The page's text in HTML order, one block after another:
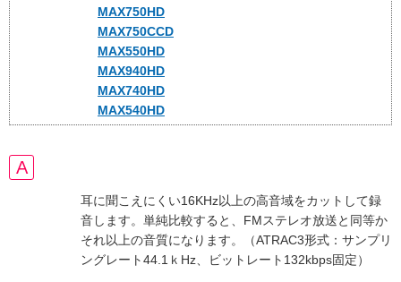
MAX750HD
MAX750CCD
MAX550HD
MAX940HD
MAX740HD
MAX540HD
耳に聞こえにくい16KHz以上の高音域をカットして録
音します。単純比較すると、FMステレオ放送と同等か
それ以上の音質になります。（ATRAC3形式：サンプリ
ングレート44.1ｋHz、ビットレート132kbps固定）